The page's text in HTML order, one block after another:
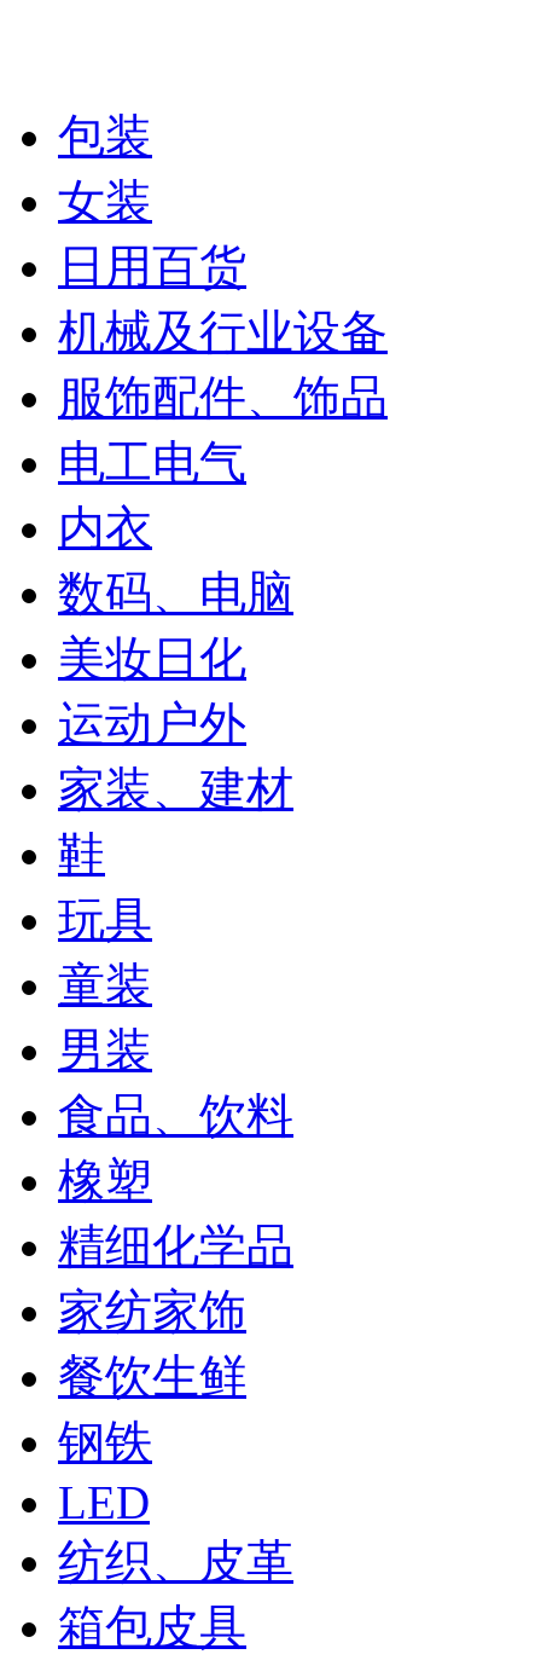
包装
女装
日用百货
机械及行业设备
服饰配件、饰品
电工电气
内衣
数码、电脑
美妆日化
运动户外
家装、建材
鞋
玩具
童装
男装
食品、饮料
橡塑
精细化学品
家纺家饰
餐饮生鲜
钢铁
LED
纺织、皮革
箱包皮具